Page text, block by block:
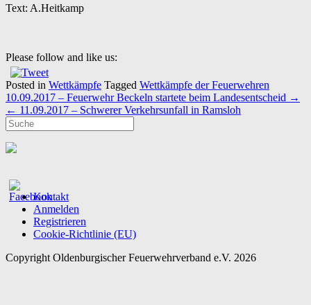
Text: A.Heitkamp
Please follow and like us:
Posted in Wettkämpfe Tagged Wettkämpfe der Feuerwehren
Post
navigation
10.09.2017 – Feuerwehr Beckeln startete beim Landesentscheid →
← 11.09.2017 – Schwerer Verkehrsunfall in Ramsloh
Kontakt
Anmelden
Registrieren
Cookie-Richtlinie (EU)
Copyright Oldenburgischer Feuerwehrverband e.V. 2026